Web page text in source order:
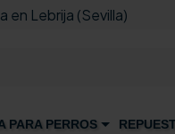
en Lebrija (Sevilla)
PARA PERROS